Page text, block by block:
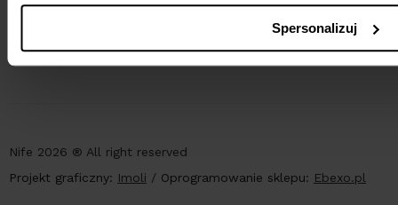
Spersonalizuj
Nife 2026 ® All right reserved
Projekt graficzny: Imoli / Oprogramowanie sklepu: Ebexo.pl